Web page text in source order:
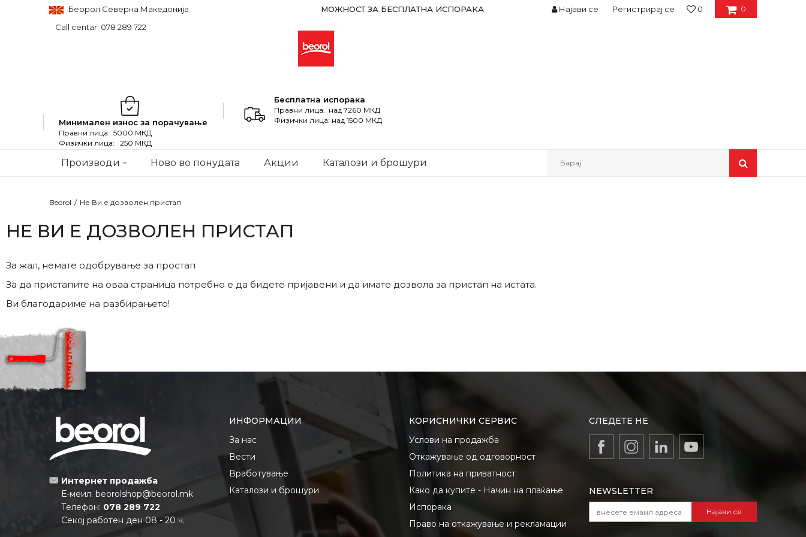
Беорол Северна Македонија
Call centar: 078 289 722
МОЖНОСТ ЗА БЕСПЛАТНА ИСПОРАКА 0
0
Најави се Регистрирај се
Минимален износ за порачување
Правни лица: 5000 МКД
Физички лица: 250 МКД
Бесплатна испорака
Правни лица: над 7260 МКД
Физички лица: над 1500 МКД
Производи Ново во понудата Акции Каталози и брошури Барај
Beorol Не Ви е дозволен пристап
НЕ ВИ Е ДОЗВОЛЕН ПРИСТАП
За жал, немате одобрување за простап
За да пристапите на оваа страница потребно е да бидете пријавени и да имате дозвола за пристап на истата.
Ви благодариме на разбирањето!
Интернет продажба
Е-меил: beorolshop@beorol.mk
Телефон: 078 289 722
Секој работен ден 08 - 20 ч.
ИНФОРМАЦИИ
За нас
Вести
Вработување
Каталози и брошури
КОРИСНИЧКИ СЕРВИС
Услови на продажба
Откажување од одговорност
Политика на приватност
Како да купите - Начин на плаќање
Испорака
Право на откажување и рекламации
СЛЕДЕТЕ НЕ
NEWSLETTER
Најави се